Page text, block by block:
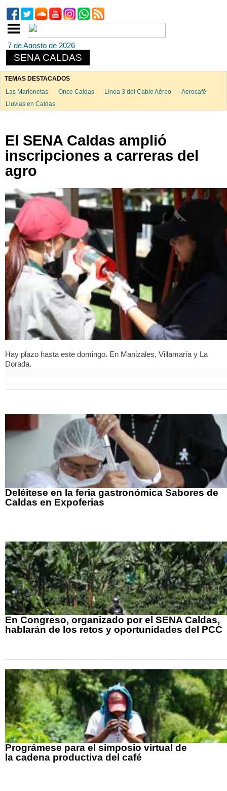
7 de Agosto de 2026
SENA CALDAS
TEMAS DESTACADOS
Las Marionetas
Once Caldas Línea 3 del Cable Aéreo
Aerocafé
Lluvias en Caldas
El SENA Caldas amplió
inscripciones a carreras del
agro
Hay plazo hasta este domingo. En Manizales, Villamaría y La
Dorada.
Deléitese en la feria gastronómica Sabores de
Caldas en Expoferias
En Congreso, organizado por el SENA Caldas,
hablarán de los retos y oportunidades del PCC
Prográmese para el simposio virtual de
la cadena productiva del café